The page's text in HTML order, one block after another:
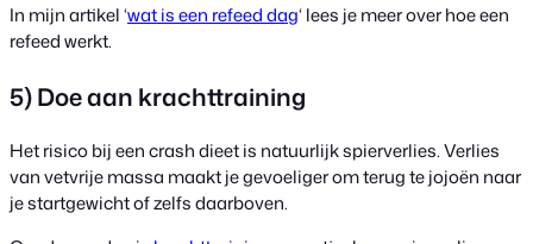
In mijn artikel ‘wat is een refeed dag‘ lees je meer over hoe een
refeed werkt.
5) Doe aan krachttraining
Het risico bij een crash dieet is natuurlijk spierverlies. Verlies
van vetvrije massa maakt je gevoeliger om terug te jojoën naar
je startgewicht of zelfs daarboven.